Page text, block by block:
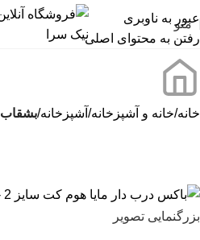
عبور به ناوبری
رفتن به محتوای اصلی
منو
خانه خانه و آشپزخانه آشپزخانه
بزرگنمایی تصویر